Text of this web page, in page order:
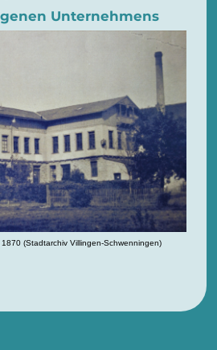
Unternehmens
(Stadtarchiv Villingen-Schwenningen)